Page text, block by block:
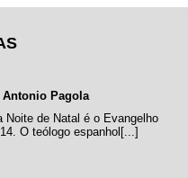
Antonio Pagola
Noite de Natal é o Evangelho
O teólogo espanhol[...]